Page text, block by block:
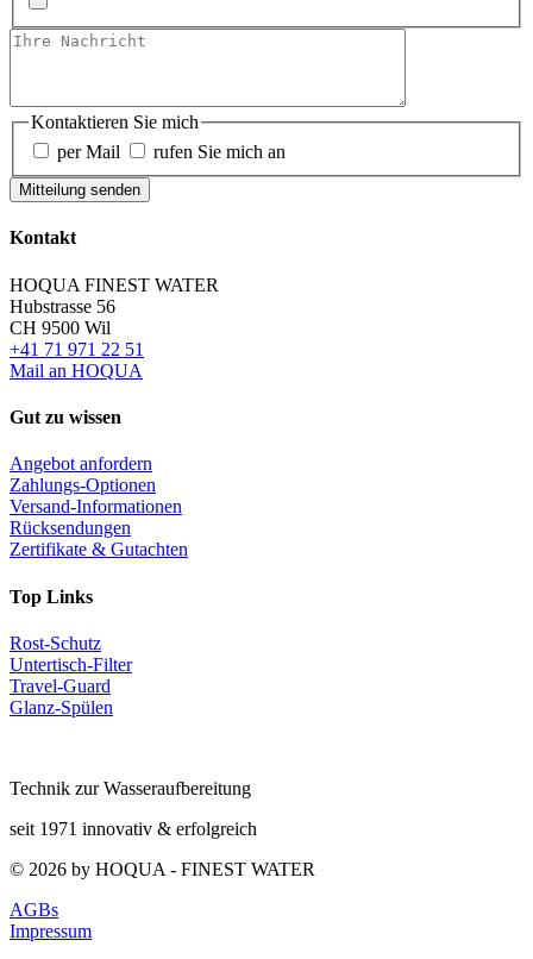
Kontaktieren Sie mich
per Mail
rufen Sie mich an
Mitteilung senden
Kontakt
HOQUA FINEST WATER
Hubstrasse 56
CH 9500 Wil
+41 71 971 22 51
Mail an HOQUA
Gut zu wissen
Angebot anfordern
Zahlungs-Optionen
Versand-Informationen
Rücksendungen
Zertifikate & Gutachten
Top Links
Rost-Schutz
Untertisch-Filter
Travel-Guard
Glanz-Spülen
Technik zur Wasseraufbereitung
seit 1971 innovativ & erfolgreich
© 2026 by HOQUA - FINEST WATER
AGBs
Impressum